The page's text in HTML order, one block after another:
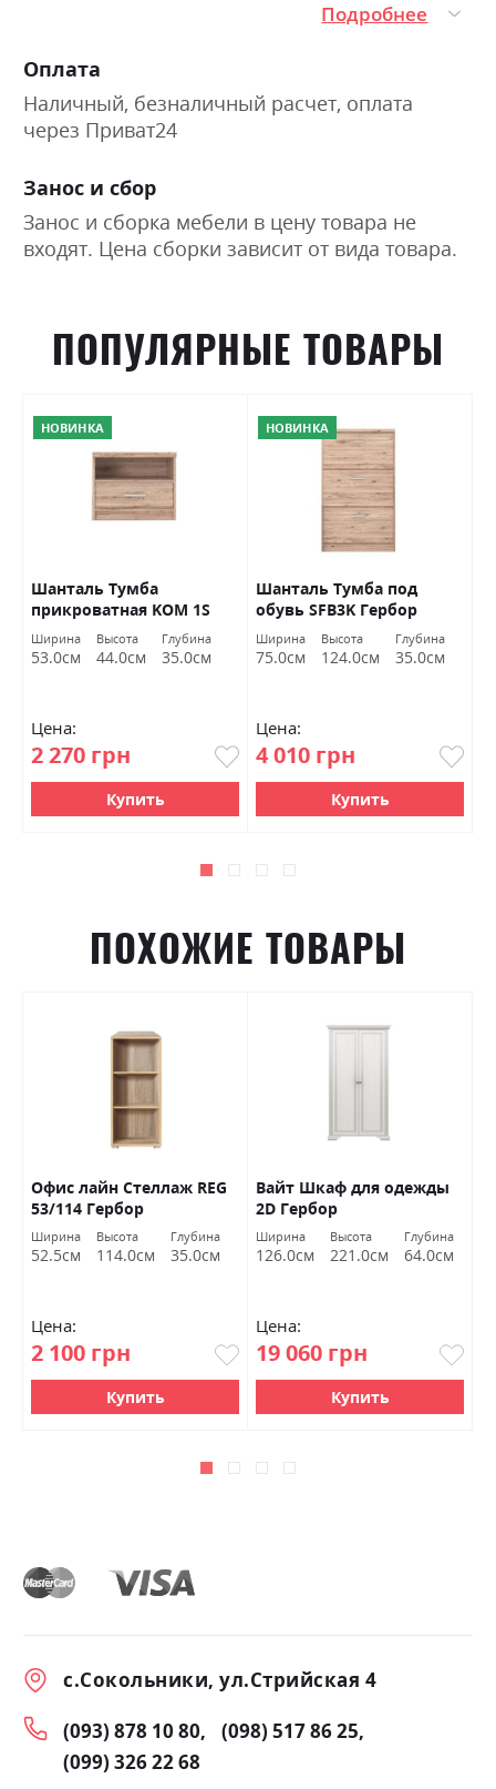
Подробнее
Оплата
Наличный, безналичный расчет, оплата
через Приват24
Занос и сбор
Занос и сборка мебели в цену товара не
входят. Цена сборки зависит от вида товара.
ПОПУЛЯРНЫЕ ТОВАРЫ
НОВИНКА
Шанталь Тумба
прикроватная KOM 1S
Гербор
Ширина
53.0см
Высота
44.0см
Глубина
35.0см
Цена:
2 270 грн
Купить
НОВИНКА
Шанталь Тумба под
обувь SFB3K Гербор
Ширина
75.0см
Высота
124.0см
Глубина
35.0см
Цена:
4 010 грн
Купить
ПОХОЖИЕ ТОВАРЫ
Офис лайн Стеллаж REG
53/114 Гербор
Ширина
52.5см
Высота
114.0см
Глубина
35.0см
Цена:
2 100 грн
Купить
Вайт Шкаф для одежды
2D Гербор
Ширина
126.0см
Высота
221.0см
Глубина
64.0см
Цена:
19 060 грн
Купить
с.Сокольники, ул.Стрийская 4
(093) 878 10 80
(098) 517 86 25
(099) 326 22 68